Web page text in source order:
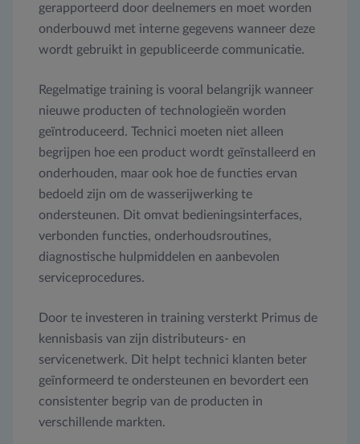
gerapporteerd door deelnemers en moet worden
onderbouwd met interne gegevens wanneer deze
wordt gebruikt in gepubliceerde communicatie.
Regelmatige training is vooral belangrijk wanneer
nieuwe producten of technologieën worden
geïntroduceerd. Technici moeten niet alleen
begrijpen hoe een product wordt geïnstalleerd en
onderhouden, maar ook hoe de functies ervan
bedoeld zijn om de wasserijwerking te
ondersteunen. Dit omvat bedieningsinterfaces,
verbonden functies, onderhoudsroutines,
diagnostische hulpmiddelen en aanbevolen
serviceprocedures.
Door te investeren in training versterkt Primus de
kennisbasis van zijn distributeurs- en
servicenetwerk. Dit helpt technici klanten beter
geïnformeerd te ondersteunen en bevordert een
consistenter begrip van de producten in
verschillende markten.